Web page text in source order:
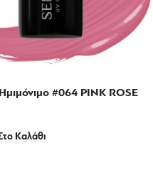
#064 PINK ROSE
Καλάθι